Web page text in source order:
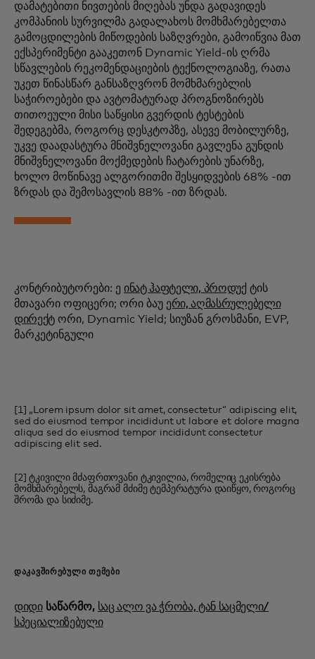
დამატებითი ნივთების მიღებას უნდა გადავიდეს
კომპანიის სურვილმა გადალახოს მომხმარებელთა
გამოცდილების მიწოდების საზღვრები, გამოიწვია მათ
ექსპერიმენტი გააკეთონ Dynamic Yield-ის ღრმა
სწავლების რეკომენდაციების ტექნოლოგიაზე, რათა
უკეთ წინასწარ განსაზღვრონ მომხმარებლის
საჭიროებები და ავტომატურად პროგნოზირებს
თითოეული მისი საწყისი გვერდის ტესტების
შედეგებმა, როგორც დესკტოპზე, ასევე მობილურზე,
უკვე დაადასტურა მნიშვნელოვანი გავლენა გუნდის
მნიშვნელოვანი მოქმედების ჩატარების უნარზე,
ხოლო მოწინავე ალგორითმი შესყიდვების 68% -ით
ზრდას და შემოსავლის 88% -ით ზრდას.
კონტრიბუტორები: ე ინატ ჰაფტელი, პროდუქ ტის
მთავარი ოფიცერი; ორი ბაუ ერი, აღმასრულებელი
დირექტ ორი, Dynamic Yield; სიუზან გროსმანი, EVP,
მარკეტინგული
[1] „Lorem ipsum dolor sit amet, consectetur“ adipiscing elit,
sed do eiusmod tempor incididunt ut labore et dolore magna
aliqua sed do eiusmod tempor incididunt consectetur
adipiscing elit sed.
[2] ტკივილი მძაფრთოვანი ტკივილია, რომელიც ეკისრება
მომხმარებელს, მაგრამ მძიმე ტემპერატურა დაიწყო, როგორც
შრომა და სიძიმე.
ᲓᲐᲙᲐᲕᲨᲘᲠᲔᲑᲣᲚᲘ ᲗᲔᲛᲔᲑᲘ
დიდისაწარმო, საც ალო ვა ჭრობა, ტან საცმელი/
სპეციალიზებული